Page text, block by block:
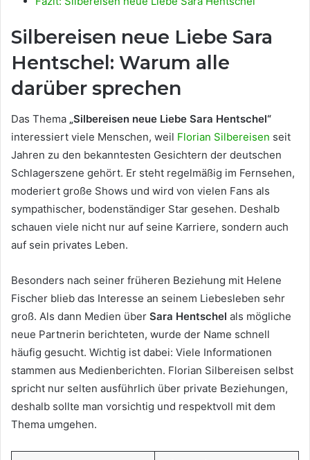
Silbereisen neue Liebe Sara
Hentschel: Warum alle
darüber sprechen
Das Thema „Silbereisen neue Liebe Sara Hentschel“
interessiert viele Menschen, weil Florian Silbereisen seit
Jahren zu den bekanntesten Gesichtern der deutschen
Schlagerszene gehört. Er steht regelmäßig im Fernsehen,
moderiert große Shows und wird von vielen Fans als
sympathischer, bodenständiger Star gesehen. Deshalb
schauen viele nicht nur auf seine Karriere, sondern auch
auf sein privates Leben.
Besonders nach seiner früheren Beziehung mit Helene
Fischer blieb das Interesse an seinem Liebesleben sehr
groß. Als dann Medien über Sara Hentschel als mögliche
neue Partnerin berichteten, wurde der Name schnell
häufig gesucht. Wichtig ist dabei: Viele Informationen
stammen aus Medienberichten. Florian Silbereisen selbst
spricht nur selten ausführlich über private Beziehungen,
deshalb sollte man vorsichtig und respektvoll mit dem
Thema umgehen.